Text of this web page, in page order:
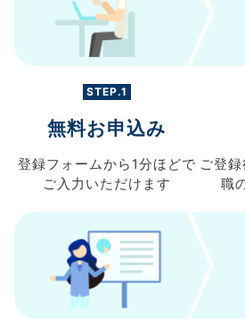
STEP.1
無料お申込み
登録フォームから 1分ほどで
ご入力 いただけます
ご登録
職